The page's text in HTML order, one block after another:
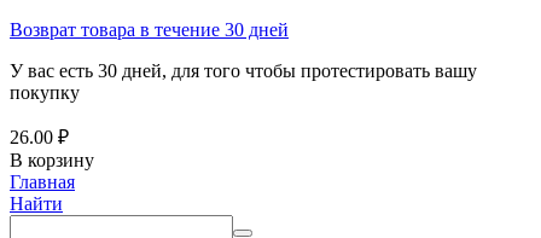
Возврат товара в течение 30 дней
У вас есть 30 дней, для того чтобы протестировать вашу
покупку
26.00 ₽
В корзину
Главная
Найти